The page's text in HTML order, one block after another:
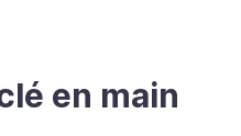
en main